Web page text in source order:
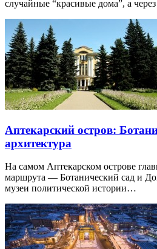
случайные “красивые дома”, а
Аптекарский остров:
архитектура
На самом Аптекарском острове
маршрута — Ботанический сад и
музеи политической истории…